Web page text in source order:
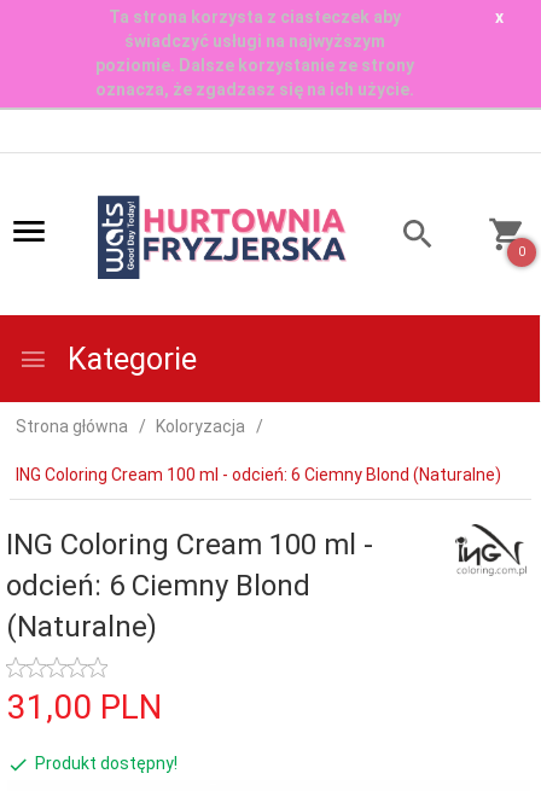
Ta strona korzysta z ciasteczek aby
świadczyć usługi na najwyższym
poziomie. Dalsze korzystanie ze strony
oznacza, że zgadzasz się na ich użycie.
x
0
Kategorie
Strona główna Koloryzacja
ING Coloring Cream 100 ml - odcień: 6 Ciemny Blond (Naturalne)
ING Coloring Cream 100 ml -
odcień: 6 Ciemny Blond
(Naturalne)
31,00 PLN
Produkt dostępny!